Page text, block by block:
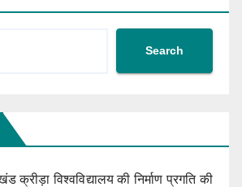
Search
क्रीड़ा विश्वविद्यालय की निर्माण प्रगति की